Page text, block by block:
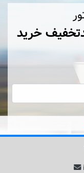
کد‌تخفیف خرید